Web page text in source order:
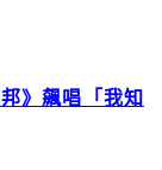
》飆唱「我知